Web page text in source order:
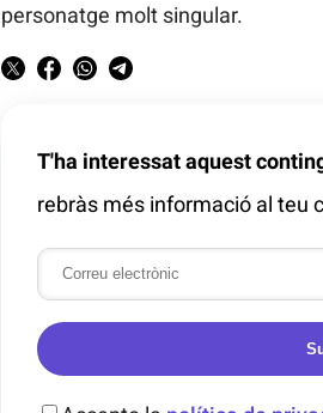
personatge molt singular.
T'ha interessat aquest
rebràs més informació al teu